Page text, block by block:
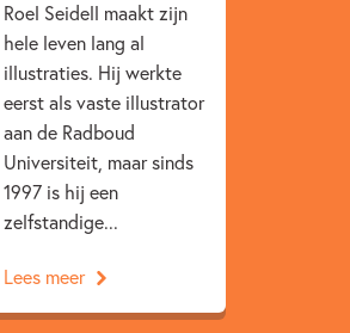
Michiel Eijsbouts
Roel Seidell maakt zijn
hele leven lang al
illustraties. Hij werkte
eerst als vaste illustrator
aan de Radboud
Universiteit, maar sinds
1997 is hij een
zelfstandige...
Lees meer